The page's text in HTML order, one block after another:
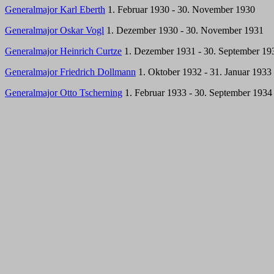
Generalmajor Karl Eberth 1. Februar 1930 - 30. November 1930
Generalmajor Oskar Vogl 1. Dezember 1930 - 30. November 1931
Generalmajor Heinrich Curtze 1. Dezember 1931 - 30. September
Generalmajor Friedrich Dollmann 1. Oktober 1932 - 31. Januar 1933
Generalmajor Otto Tscherning 1. Februar 1933 - 30. September 1934